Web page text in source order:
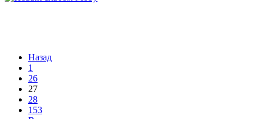
Назад
1
26
27
28
153